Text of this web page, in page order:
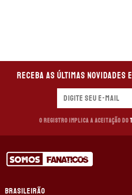
Receba as últimas novidades
O registro implica a aceitação do
BRASILEIRÃO